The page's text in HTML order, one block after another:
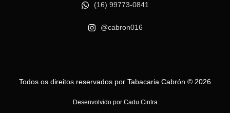
(16) 99773-0841
@cabron016
Todos os direitos reservados por Tabacaria Cabrón © 2026
Desenvolvido por Cadu Cintra